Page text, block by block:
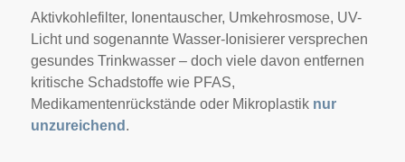
Aktivkohlefilter, Ionentauscher, Umkehrosmose, UV-
Licht und sogenannte Wasser-Ionisierer versprechen
gesundes Trinkwasser – doch viele davon entfernen
kritische Schadstoffe wie PFAS,
Medikamentenrückstände oder Mikroplastik nur
unzureichend .